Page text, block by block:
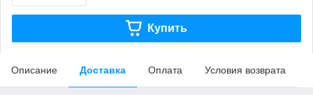
Купить
Описание Доставка Оплата Условия возврата